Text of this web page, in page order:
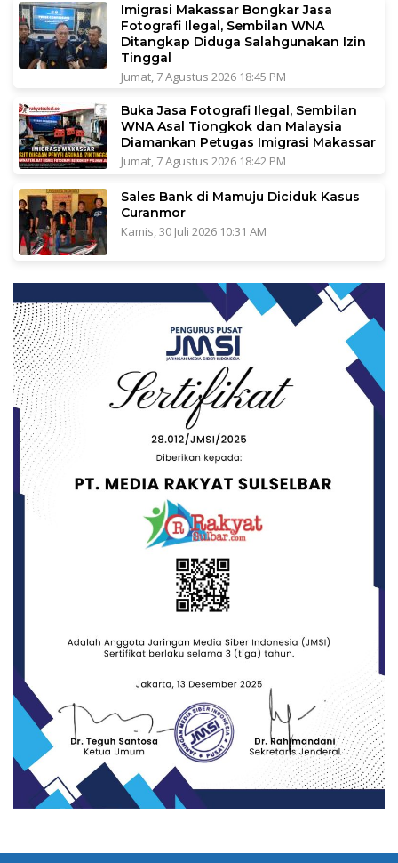
Imigrasi Makassar Bongkar Jasa
Fotografi Ilegal, Sembilan WNA
Ditangkap Diduga Salahgunakan Izin
Tinggal
Jumat, 7 Agustus 2026 18:45 PM
Buka Jasa Fotografi Ilegal, Sembilan
WNA Asal Tiongkok dan Malaysia
Diamankan Petugas Imigrasi Makassar
Jumat, 7 Agustus 2026 18:42 PM
Sales Bank di Mamuju Diciduk Kasus
Curanmor
Kamis, 30 Juli 2026 10:31 AM